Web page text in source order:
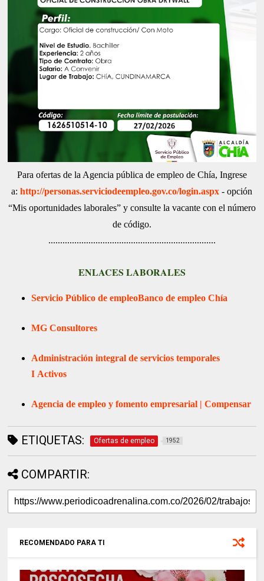
Para ofertas de la Agencia pública de empleo de Chía, Ingrese
a:http://personas.serviciodeempleo.gov.co/login.aspx - opción
“Mis oportunidades laborales” y consulte la vacante con el número
de código.
.......................................................................
ENLACES LABORALES
Servicio Público de empleoBanco de empleo Chía
MG Consultores
Administración integral de servicios temporales
I Activos
Agencia de empleo y fomento empresarial | Compensar
ETIQUETAS: Ofertas de empleo 1952
COMPARTIR:
RECOMENDADO PARA TI